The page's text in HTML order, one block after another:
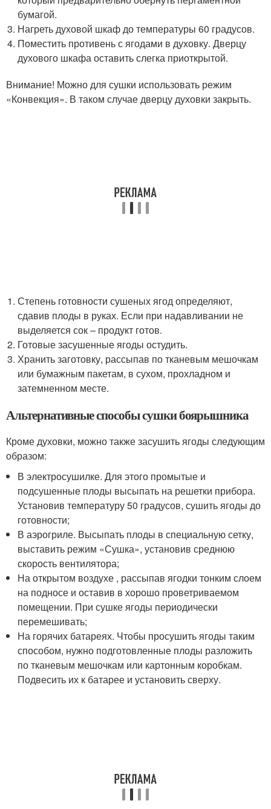
бумагой.
Нагреть духовой шкаф до температуры 60 градусов.
Поместить противень с ягодами в духовку. Дверцу
духового шкафа оставить слегка приоткрытой.
Внимание! Можно для сушки использовать режим
«Конвекция». В таком случае дверцу духовки закрыть.
Степень готовности сушеных ягод определяют,
сдавив плоды в руках. Если при надавливании не
выделяется сок – продукт готов.
Готовые засушенные ягоды остудить.
Хранить заготовку, рассыпав по тканевым мешочкам
или бумажным пакетам, в сухом, прохладном и
затемненном месте.
Альтернативные способы сушки боярышника
Кроме духовки, можно также засушить ягоды следующим
образом:
В электросушилке. Для этого промытые и
подсушенные плоды высыпать на решетки прибора.
Установив температуру 50 градусов, сушить ягоды до
готовности;
В аэрогриле. Высыпать плоды в специальную сетку,
выставить режим «Сушка», установив среднюю
скорость вентилятора;
На открытом воздухе , рассыпав ягодки тонким слоем
на подносе и оставив в хорошо проветриваемом
помещении. При сушке ягоды периодически
перемешивать;
На горячих батареях. Чтобы просушить ягоды таким
способом, нужно подготовленные плоды разложить
по тканевым мешочкам или картонным коробкам.
Подвесить их к батарее и установить сверху.